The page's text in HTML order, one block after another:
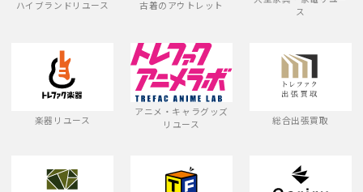
ハイブランドリユース 古着のアウトレット
ス
楽器リユース
アニメ・キャラグッズ
リユース
総合出張買取